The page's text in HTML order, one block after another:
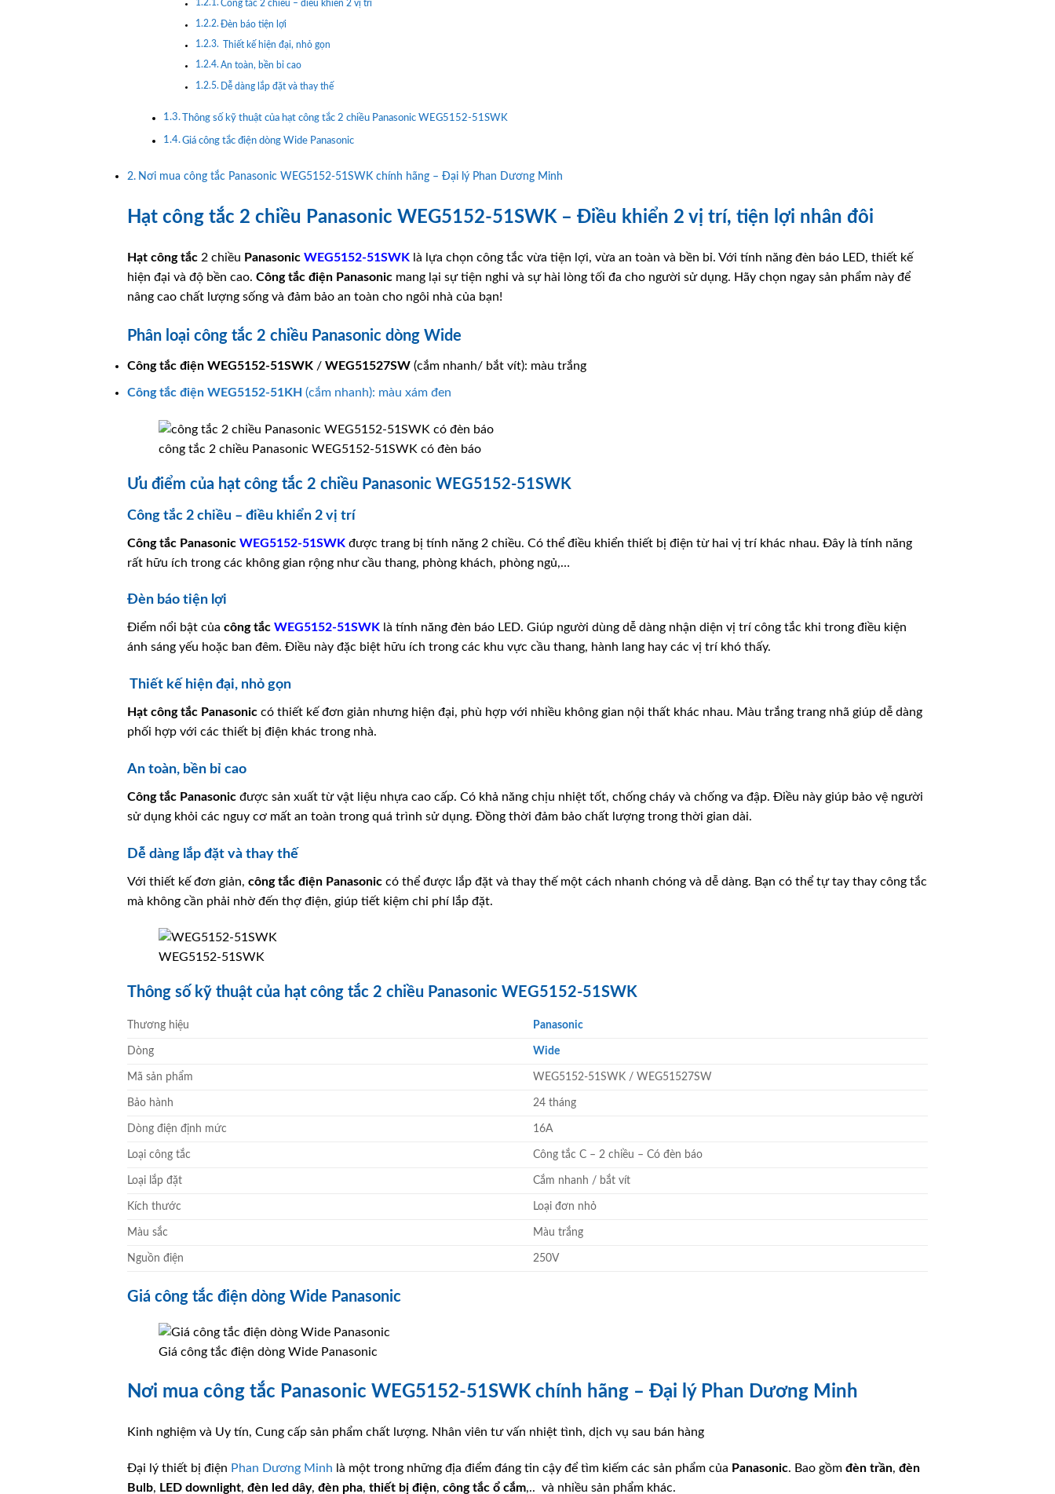
Công tắc 2 chiều – điều khiển 2 vị trí
Đèn báo tiện lợi
Thiết kế hiện đại, nhỏ gọn
An toàn, bền bỉ cao
Dễ dàng lắp đặt và thay thế
Thông số kỹ thuật của hạt công tắc 2 chiều Panasonic WEG5152-51SWK
Giá công tắc điện dòng Wide Panasonic
Nơi mua công tắc Panasonic WEG5152-51SWK chính hãng – Đại lý Phan Dương Minh
Hạt công tắc 2 chiều Panasonic WEG5152-51SWK – Điều khiển 2 vị trí, tiện lợi nhân đôi
Hạt công tắc 2 chiều Panasonic WEG5152-51SWK là lựa chọn công tắc vừa tiện lợi, vừa an toàn và bền bỉ. Với tính năng đèn báo LED, thiết kế
hiện đại và độ bền cao. Công tắc điện Panasonic mang lại sự tiện nghi và sự hài lòng tối đa cho người sử dụng. Hãy chọn ngay sản phẩm này để
nâng cao chất lượng sống và đảm bảo an toàn cho ngôi nhà của bạn!
Phân loại công tắc 2 chiều Panasonic dòng Wide
Công tắc điện WEG5152-51SWK / WEG51527SW (cắm nhanh/ bắt vít): màu trắng
Công tắc điện WEG5152-51KH (cắm nhanh): màu xám đen
công tắc 2 chiều Panasonic WEG5152-51SWK có đèn báo
Ưu điểm của hạt công tắc 2 chiều Panasonic WEG5152-51SWK
Công tắc 2 chiều – điều khiển 2 vị trí
Công tắc Panasonic WEG5152-51SWK được trang bị tính năng 2 chiều. Có thể điều khiển thiết bị điện từ hai vị trí khác nhau. Đây là tính năng
rất hữu ích trong các không gian rộng như cầu thang, phòng khách, phòng ngủ,…
Đèn báo tiện lợi
Điểm nổi bật của công tắc WEG5152-51SWK là tính năng đèn báo LED. Giúp người dùng dễ dàng nhận diện vị trí công tắc khi trong điều kiện
ánh sáng yếu hoặc ban đêm. Điều này đặc biệt hữu ích trong các khu vực cầu thang, hành lang hay các vị trí khó thấy.
Thiết kế hiện đại, nhỏ gọn
Hạt công tắc Panasonic có thiết kế đơn giản nhưng hiện đại, phù hợp với nhiều không gian nội thất khác nhau. Màu trắng trang nhã giúp dễ dàng
phối hợp với các thiết bị điện khác trong nhà.
An toàn, bền bỉ cao
Công tắc Panasonic được sản xuất từ vật liệu nhựa cao cấp. Có khả năng chịu nhiệt tốt, chống cháy và chống va đập. Điều này giúp bảo vệ người
sử dụng khỏi các nguy cơ mất an toàn trong quá trình sử dụng. Đồng thời đảm bảo chất lượng trong thời gian dài.
Dễ dàng lắp đặt và thay thế
Với thiết kế đơn giản, công tắc điện Panasonic có thể được lắp đặt và thay thế một cách nhanh chóng và dễ dàng. Bạn có thể tự tay thay công tắc
mà không cần phải nhờ đến thợ điện, giúp tiết kiệm chi phí lắp đặt.
WEG5152-51SWK
Thông số kỹ thuật của hạt công tắc 2 chiều Panasonic WEG5152-51SWK
Thương hiệu Panasonic
Dòng Wide
Mã sản phẩm WEG5152-51SWK / WEG51527SW
Bảo hành 24 tháng
Dòng điện định mức 16A
Loại công tắc Công tắc C – 2 chiều – Có đèn báo
Loại lắp đặt Cắm nhanh / bắt vít
Kích thước Loại đơn nhỏ
Màu sắc Màu trắng
Nguồn điện 250V
Giá công tắc điện dòng Wide Panasonic
Giá công tắc điện dòng Wide Panasonic
Nơi mua công tắc Panasonic WEG5152-51SWK chính hãng – Đại lý Phan Dương Minh
Kinh nghiệm và Uy tín, Cung cấp sản phẩm chất lượng. Nhân viên tư vấn nhiệt tình, dịch vụ sau bán hàng
Đại lý thiết bị điện Phan Dương Minh là một trong những địa điểm đáng tin cậy để tìm kiếm các sản phẩm của Panasonic. Bao gồm đèn trần, đèn
Bulb, LED downlight, đèn led dây, đèn pha, thiết bị điện, công tắc ổ cắm,.. và nhiều sản phẩm khác.